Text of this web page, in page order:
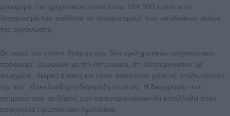
μεταφορά του χρηματικού ποσού των 154.900 ευρώ, από
λογαριασμό του παθόντα σε λογαριασμούς των υπολοίπων μελών
της οργάνωσης.
Ως προς τον τρόπο δράσης των δύο εγκληματικών οργανώσεων,
προέκυψε, σύμφωνα με την Αστυνομία, ότι λειτουργούσαν με
δομημένη, διαρκή δράση και είχαν διακριτούς ρόλους, επιδιώκοντας
την κατ΄ εξακολούθηση διάπραξη απατών. Η δικογραφία που
σχηματίστηκε σε βάρος των κατηγορούμενων θα υποβληθεί στον
εισαγγελέα Πρωτοδικών Αμαλιάδας.